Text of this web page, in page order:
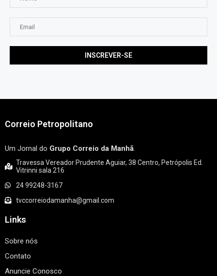
Correio Petropolitano
Um Jornal do Grupo Correio da Manhã.
Travessa Vereador Prudente Aguiar, 38 Centro, Petrópolis Ed.
Vitrinni sala 216
24 99248-3167
tvccorreiodamanha@gmail.com
Links
Sobre nós
Contato
Anuncie Conosco